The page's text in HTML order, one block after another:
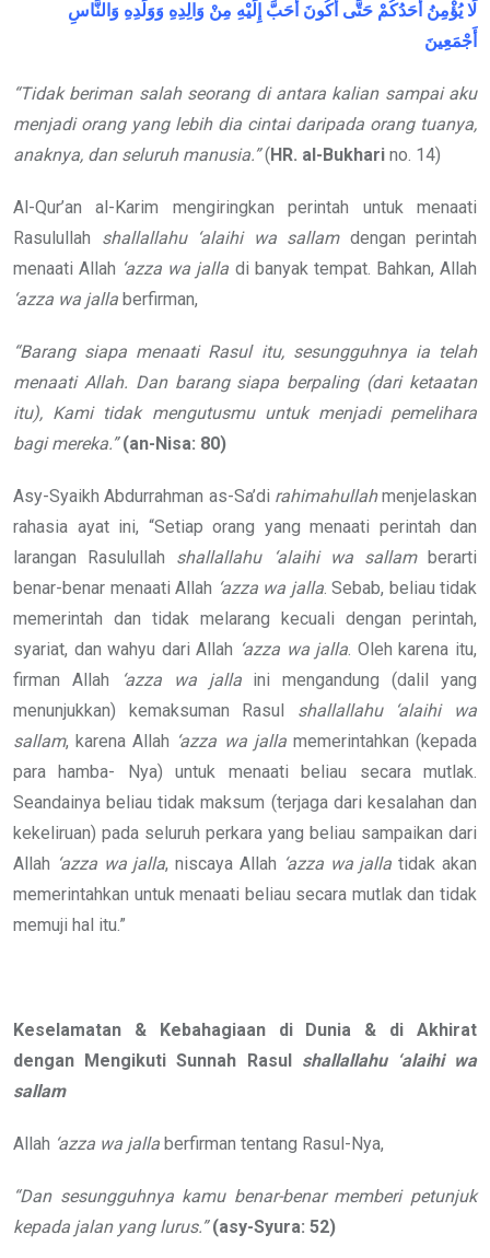
لَا يُؤْمِنُ أَحَدُكُمْ حَتَّى أَكُونَ أَحَبَّ إِلَيْهِ مِنْ وَالِدِهِ وَوَلَدِهِ وَالنَّاسِ
أَجْمَعِينَ
“Tidak beriman salah seorang di antara kalian sampai aku
menjadi orang yang lebih dia cintai daripada orang tuanya,
anaknya, dan seluruh manusia.”( HR. al-Bukhari no. 14)
Al-Qur’an al-Karim mengiringkan perintah untuk menaati
Rasulullah shallallahu ‘alaihi wa sallamdengan perintah
menaati Allah ‘azza wa jalla di banyak tempat. Bahkan, Allah
‘azza wa jalla berfirman,
“Barang siapa menaati Rasul itu, sesungguhnya ia telah
menaati Allah. Dan barang siapa berpaling (dari ketaatan
itu), Kami tidak mengutusmu untuk menjadi pemelihara
bagi mereka.”(an-Nisa: 80)
Asy-Syaikh Abdurrahman as-Sa’di rahimahullahmenjelaskan
rahasia ayat ini, “Setiap orang yang menaati perintah dan
larangan Rasulullah shallallahu ‘alaihi wa sallamberarti
benar-benar menaati Allah ‘azza wa jalla. Sebab, beliau tidak
memerintah dan tidak melarang kecuali dengan perintah,
syariat, dan wahyu dari Allah ‘azza wa jalla. Oleh karena itu,
firman Allah
‘azza wa jallaini mengandung (dalil yang
menunjukkan) kemaksuman Rasul shallallahu ‘alaihi wa
sallam, karena Allah ‘azza wa jallamemerintahkan (kepada
para hamba- Nya) untuk menaati beliau secara mutlak.
Seandainya beliau tidak maksum (terjaga dari kesalahan dan
kekeliruan) pada seluruh perkara yang beliau sampaikan dari
Allah ‘azza wa jalla, niscaya Allah ‘azza wa jalla tidak akan
memerintahkan untuk menaati beliau secara mutlak dan tidak
memuji hal itu.”
Keselamatan & Kebahagiaan di Dunia & di Akhirat
dengan Mengikuti Sunnah Rasul shallallahu ‘alaihi wa
sallam
Allah ‘azza wa jalla berfirman tentang Rasul-Nya,
“Dan sesungguhnya kamu benar-benar memberi petunjuk
kepada jalan yang lurus.”(asy-Syura: 52)